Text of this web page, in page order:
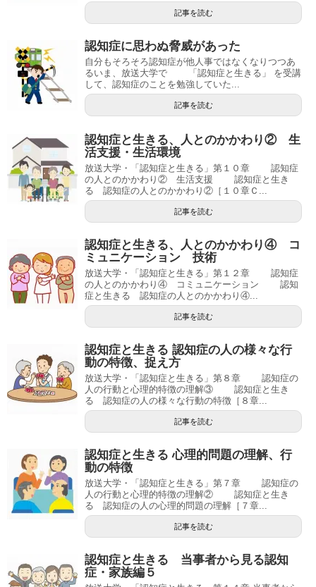
記事を読む
認知症に思わぬ脅威があった
自分もそろそろ認知症が他人事ではなくなりつつあ
るいま、放送大学で 「認知症と生きる」 を受講
して、認知症のことを勉強していた...
記事を読む
認知症と生きる、人とのかかわり② 生
活支援・生活環境
放送大学・「認知症と生きる」第１０章 認知症
の人とのかかわり② 生活支援 認知症と生き
る 認知症の人とのかかわり②［１０章Ｃ...
記事を読む
認知症と生きる、人とのかかわり④ コ
ミュニケーション 技術
放送大学・「認知症と生きる」第１２章 認知症
の人とのかかわり④ コミュニケーション 認知
症と生きる 認知症の人とのかかわり④...
記事を読む
認知症と生きる 認知症の人の様々な行
動の特徴、捉え方
放送大学・「認知症と生きる」第８章 認知症の
人の行動と心理的特徴の理解③ 認知症と生き
る 認知症の人の様々な行動の特徴［８章...
記事を読む
認知症と生きる 心理的問題の理解、行
動の特徴
放送大学・「認知症と生きる」第７章 認知症の
人の行動と心理的特徴の理解② 認知症と生き
る 認知症の人の心理的問題の理解［７章...
記事を読む
認知症と生きる 当事者から見る認知
症・家族編５